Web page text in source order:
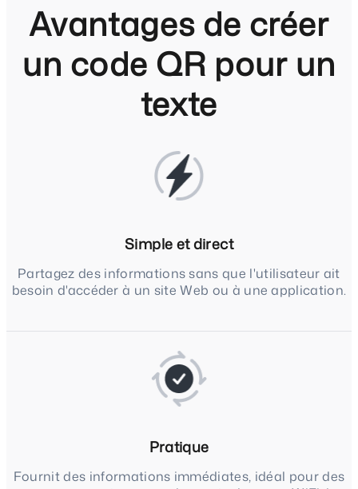
Avantages de créer
un code QR pour un
texte
Simple et direct
Partagez des informations sans que l'utilisateur ait
besoin d'accéder à un site Web ou à une application.
Pratique
Fournit des informations immédiates, idéal pour des